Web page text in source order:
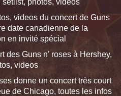
setlist, photos, videos
videos du concert de Guns
date canadienne de la
en invité spécial
des Guns n' roses à Hershey,
videos
donne un concert très court
de Chicago, toutes les infos